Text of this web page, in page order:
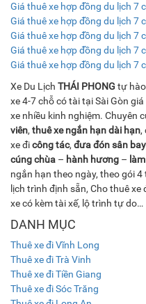
Giá thuê xe hợp đồng du lịch 7
Giá thuê xe hợp đồng du lịch 7
Giá thuê xe hợp đồng du lịch 7
Giá thuê xe hợp đồng du lịch 7
Giá thuê xe hợp đồng du lịch 7
Xe Du Lịch THÁI PHONG tự
xe 4-7 chỗ có tài tại Sài Gòn
xe nhiều kinh nghiệm. Chuyên
viên, thuê xe ngắn hạn dài hạn,
xe đicông tác, đưa đón sân bay
cúng chùa – hành hương –
ngắn hạn theo ngày, theo gói
lịch trình định sẵn, Cho thuê
xe có kèm tài xế, lộ trình tự do…
DANH MỤC
Thuê xe đi Vĩnh Long
Thuê xe đi Trà Vinh
Thuê xe đi Tiền Giang
Thuê xe đi Sóc Trăng